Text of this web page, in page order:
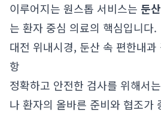
이루어지는 원스톱 서비스는 둔
는 환자 중심 의료의 핵심입니다.
대전 위내시경, 둔산 속 편한내
항
정확하고 안전한 검사를 위해서
나 환자의 올바른 준비와 협조가